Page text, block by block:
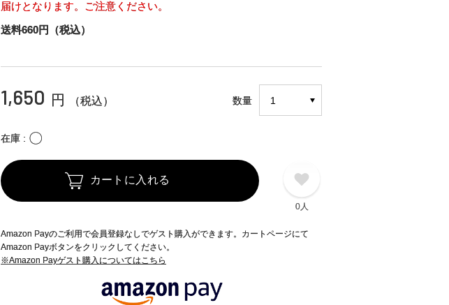
届けとなります。ご注意ください。
送料660円（税込）
1,650 円 （税込） 数量
在庫 〇
カートに入れる
0人
Amazon Payのご利用で会員登録なしでゲスト購入ができます。カートページにて
Amazon Payボタンをクリックしてください。
※Amazon Payゲスト購入についてはこちら